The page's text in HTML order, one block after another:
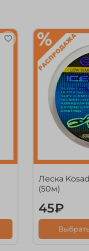
Леска
(50м)
45₽